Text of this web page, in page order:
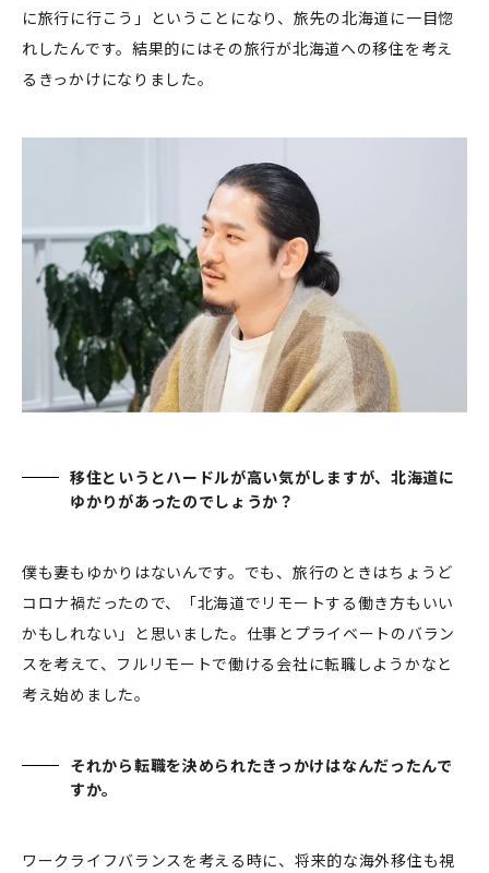
に旅行に行こう」ということになり、旅先の北海道に一目惚
れしたんです。結果的にはその旅行が北海道への移住を考え
るきっかけになりました。
移住というとハードルが高い気がしますが、北海道に
ゆかりがあったのでしょうか？
僕も妻もゆかりはないんです。でも、旅行のときはちょうど
コロナ禍だったので、「北海道でリモートする働き方もいい
かもしれない」と思いました。仕事とプライベートのバラン
スを考えて、フルリモートで働ける会社に転職しようかなと
考え始めました。
それから転職を決められたきっかけはなんだったんで
すか。
ワークライフバランスを考える時に、将来的な海外移住も視